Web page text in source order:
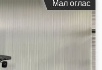
Мал оглас